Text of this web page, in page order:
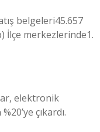
belgeleri45.657
İlçe merkezlerinde1.
elektronik
çıkardı.